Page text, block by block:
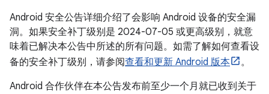
Android 安全公告详细介绍了会影响 Android 设备的安全漏
洞。如果安全补丁级别是 2024-07-05 或更高级别，就意
味着已解决本公告中所述的所有问题。如需了解如何查看设
备的安全补丁级别，请参阅查看和更新 Android 版本
。
Android 合作伙伴在本公告发布前至少一个月就已收到关于